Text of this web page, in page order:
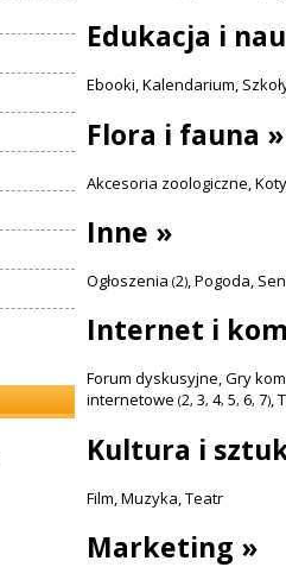
Edukacja i
Ebooki,Kalendarium,
Flora i fauna »
Akcesoria zoologiczne,Koty
Inne »
Ogłoszenia (2),Pogoda,
Internet i
Forum dyskusyjne,Gry
internetowe (2, 3, 4, 5, 6, 7),
Kultura i
Film,Muzyka,Teatr
Marketing »